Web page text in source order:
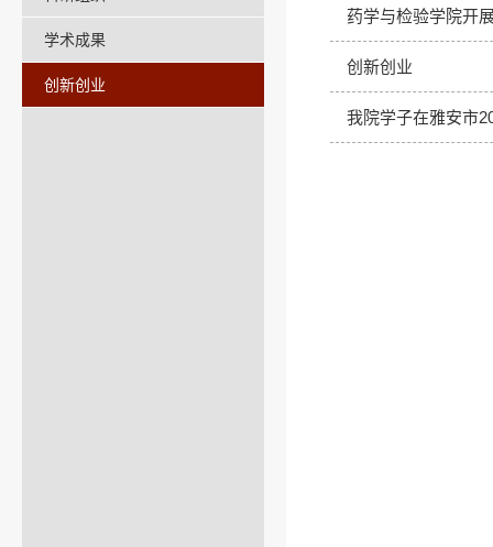
学术成果
创新创业
药学与检验学院开
创新创业
我院学子在雅安市